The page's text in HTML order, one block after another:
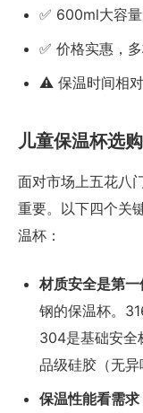
✅ 600ml大容
✅ 价格实惠，
⚠️ 保温时间相
儿童保温杯选
面对市场上五花八
重要。以下四个关
温杯：
材质安全是第一
钢的保温杯。
304是基础安全
品级硅胶（无异
保温性能看需求